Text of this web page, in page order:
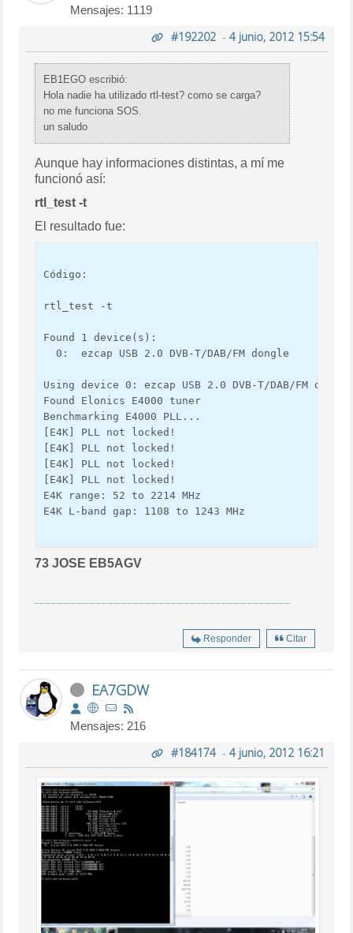
Mensajes: 1119
#192202- 4 junio, 2012 15:54
EB1EGO escribió:
Hola nadie ha utilizado rtl-test? como se carga?
no me funciona SOS.
un saludo
Aunque hay informaciones distintas, a mí me
funcionó así:
rtl_test -t
El resultado fue:
Código:
rtl_test -t
Found 1 device(s):
  0:  ezcap USB 2.0 DVB-T/DAB/FM dongle
Using device 0: ezcap USB 2.0 DVB-T/DAB/FM dongle
Found Elonics E4000 tuner
Benchmarking E4000 PLL...
[E4K] PLL not locked!
[E4K] PLL not locked!
[E4K] PLL not locked!
[E4K] PLL not locked!
E4K range: 52 to 2214 MHz
E4K L-band gap: 1108 to 1243 MHz
73 JOSE EB5AGV
Responder Citar
EA7GDW
Mensajes: 216
#184174- 4 junio, 2012 16:21